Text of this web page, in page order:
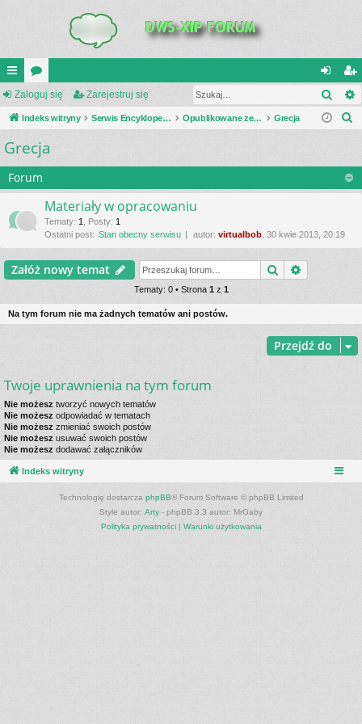
UI
C
K
_L
IN
K
or
a
al
og
si
ę
ar
ej
tru
j
Zaloguj się Zarejestruj się
Indeks witryny Serwis Encyklopedia Uzbrojenia Opublikowane zestawienia Grecja
a
Grecja
Forum
Materiały w opracowaniu
Tematy: 1 Posty: 1
Ostatni post: Stan obecny serwisu autor: virtualbob , 30 kwie 2013, 20:19
Załóż nowy temat Szukaj
Tematy: 0 • Strona 1z 1
Na tym forum nie ma żadnych tematów ani postów.
Przejdź do
Twoje uprawnienia na tym forum
Nie możesz tworzyć nowych tematów
Nie możesz odpowiadać w tematach
Nie możesz zmieniać swoich postów
Nie możesz usuwać swoich postów
Nie możesz dodawać załączników
Indeks witryny
Technologię dostarcza phpBB® Forum Software © phpBB Limited
Style autor: Arty - phpBB 3.3 autor: MrGaby
Polityka prywatności| Warunki użytkowania